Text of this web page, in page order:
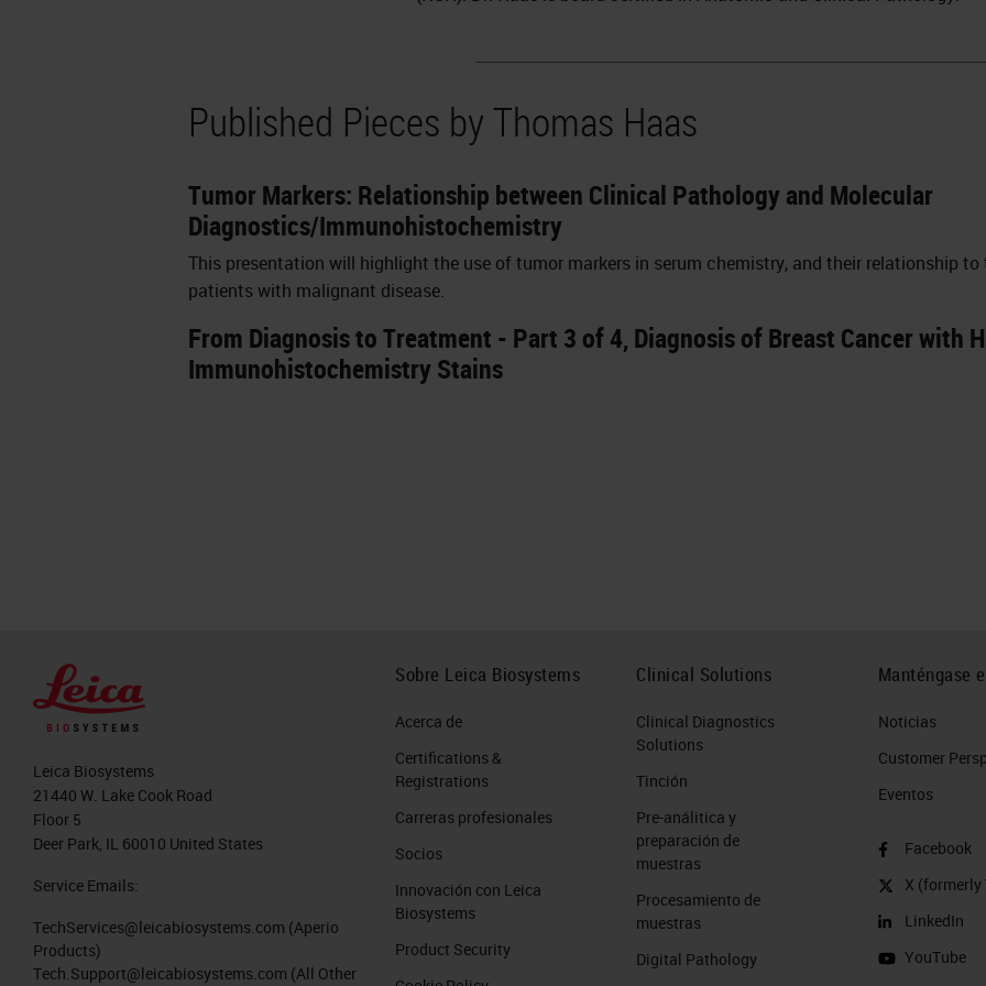
Published Pieces by Thomas Haas
Tumor Markers: Relationship between Clinical Pathology and Molecular
Diagnostics/Immunohistochemistry
This presentation will highlight the use of tumor markers in serum chemistry, and their relationship
patients with malignant disease.
From Diagnosis to Treatment - Part 3 of 4, Diagnosis of Breast Cancer with
Immunohistochemistry Stains
Leica Biosystems
21440 W. Lake Cook Road
Floor 5
Deer Park, IL 60010 United States
Service Emails:
TechServices@leicabiosystems.com (Aperio
Products)
Tech.Support@leicabiosystems.com (All Other
Sobre Leica Biosystems
Acerca de
Certifications &
Registrations
Carreras profesionales
Socios
Innovación con Leica
Biosystems
Product Security
Clinical Solutions
Clinical Diagnostics
Solutions
Tinción
Pre-análitica y
preparación de
muestras
Procesamiento de
muestras
Digital Pathology
Manténgase
Noticias
Customer
Eventos
Facebook
X
LinkedIn
YouTube